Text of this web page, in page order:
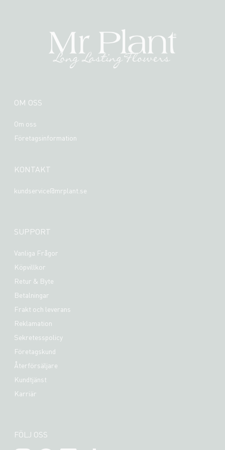
OM OSS
Om oss
Företagsinformation
KONTAKT
kundservice@mrplant.se
SUPPORT
Vanliga Frågor
Köpvillkor
Retur & Byte
Betalningar
Frakt och leverans
Reklamation
Sekretesspolicy
Företagskund
Återförsäljare
Kundtjänst
Karriär
FÖLJ OSS